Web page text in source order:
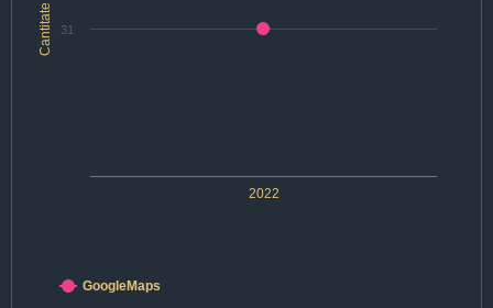
Cantitate
2022
31
GoogleMaps